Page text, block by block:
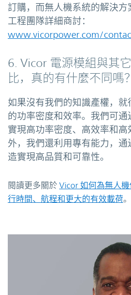
訂購，而無人機系統的解決方
工程團隊詳細商討：
www.vicorpower.com/
6. Vicor 電源模組與其
比，真的有什麼不同嗎？
如果沒有我們的知識產權，
的功率密度和效率。我們可通
實現高功率密度、高效率和
外，我們還利用專有能力，通
造實現高品質和可靠性。
閱讀更多關於 Vicor 如何為無人
行時間、航程和更大的有效載荷。